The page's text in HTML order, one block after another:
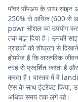
पॉवर पॉपअप के साथ
250% से अधिक (600 से
powr सोशल का उपयोग
तक बढ़ा दिया है। उनकी
ग्राहकों को शीघ्रता से
होमपेज हैं कि वास्तविक
तरह से प्रदर्शित करता है
करता है। वास्तव में वे
ऐप्स के साथ इंटरैक्ट किया,
अधिक समय तक लगे रहे।